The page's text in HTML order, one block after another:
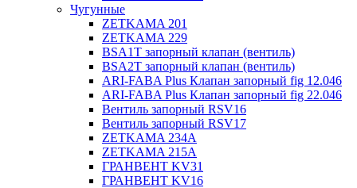
Чугунные
ZETKAMA 201
ZETKAMA 229
BSA1T запорный клапан (вентиль)
BSA2T запорный клапан (вентиль)
ARI-FABA Plus Клапан запорный fig 12.046
ARI-FABA Plus Клапан запорный fig 22.046
Вентиль запорный RSV16
Вентиль запорный RSV17
ZETKAMA 234A
ZETKAMA 215A
ГРАНВЕНТ KV31
ГРАНВЕНТ KV16